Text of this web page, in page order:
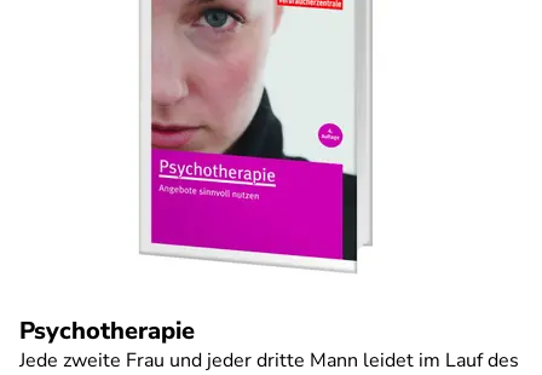
Psychotherapie
Jede zweite Frau und jeder dritte Mann leidet im Lauf des